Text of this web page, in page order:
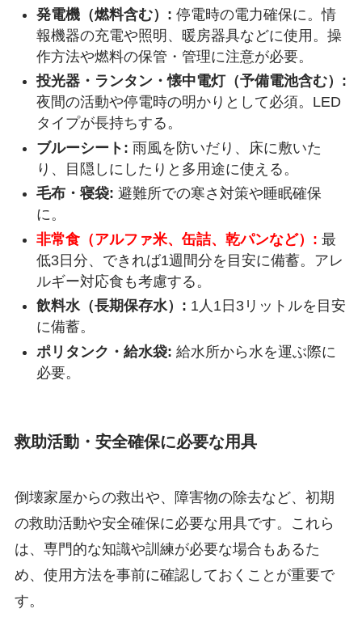
発電機（燃料含む）: 停電時の電力確保に。情
報機器の充電や照明、暖房器具などに使用。操
作方法や燃料の保管・管理に注意が必要。
投光器・ランタン・懐中電灯（予備電池含む）:
夜間の活動や停電時の明かりとして必須。LED
タイプが長持ちする。
ブルーシート: 雨風を防いだり、床に敷いた
り、目隠しにしたりと多用途に使える。
毛布・寝袋: 避難所での寒さ対策や睡眠確保
に。
非常食（アルファ米、缶詰、乾パンなど）: 最
低3日分、できれば1週間分を目安に備蓄。アレ
ルギー対応食も考慮する。
飲料水（長期保存水）: 1人1日3リットルを目安
に備蓄。
ポリタンク・給水袋: 給水所から水を運ぶ際に
必要。
救助活動・安全確保に必要な用具
倒壊家屋からの救出や、障害物の除去など、初期
の救助活動や安全確保に必要な用具です。これら
は、専門的な知識や訓練が必要な場合もあるた
め、使用方法を事前に確認しておくことが重要で
す。